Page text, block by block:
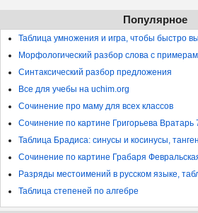
Популярное
Таблица умножения и игра, чтобы быстро
Морфологический разбор слова с
Синтаксический разбор предложения
Все для учебы на uchim.org
Сочинение про маму для всех классов
Сочинение по картине Григорьева Вратарь
Таблица Брадиса: синусы и косинусы,
Сочинение по картине Грабаря
Разряды местоимений в русском языке,
Таблица степеней по алгебре